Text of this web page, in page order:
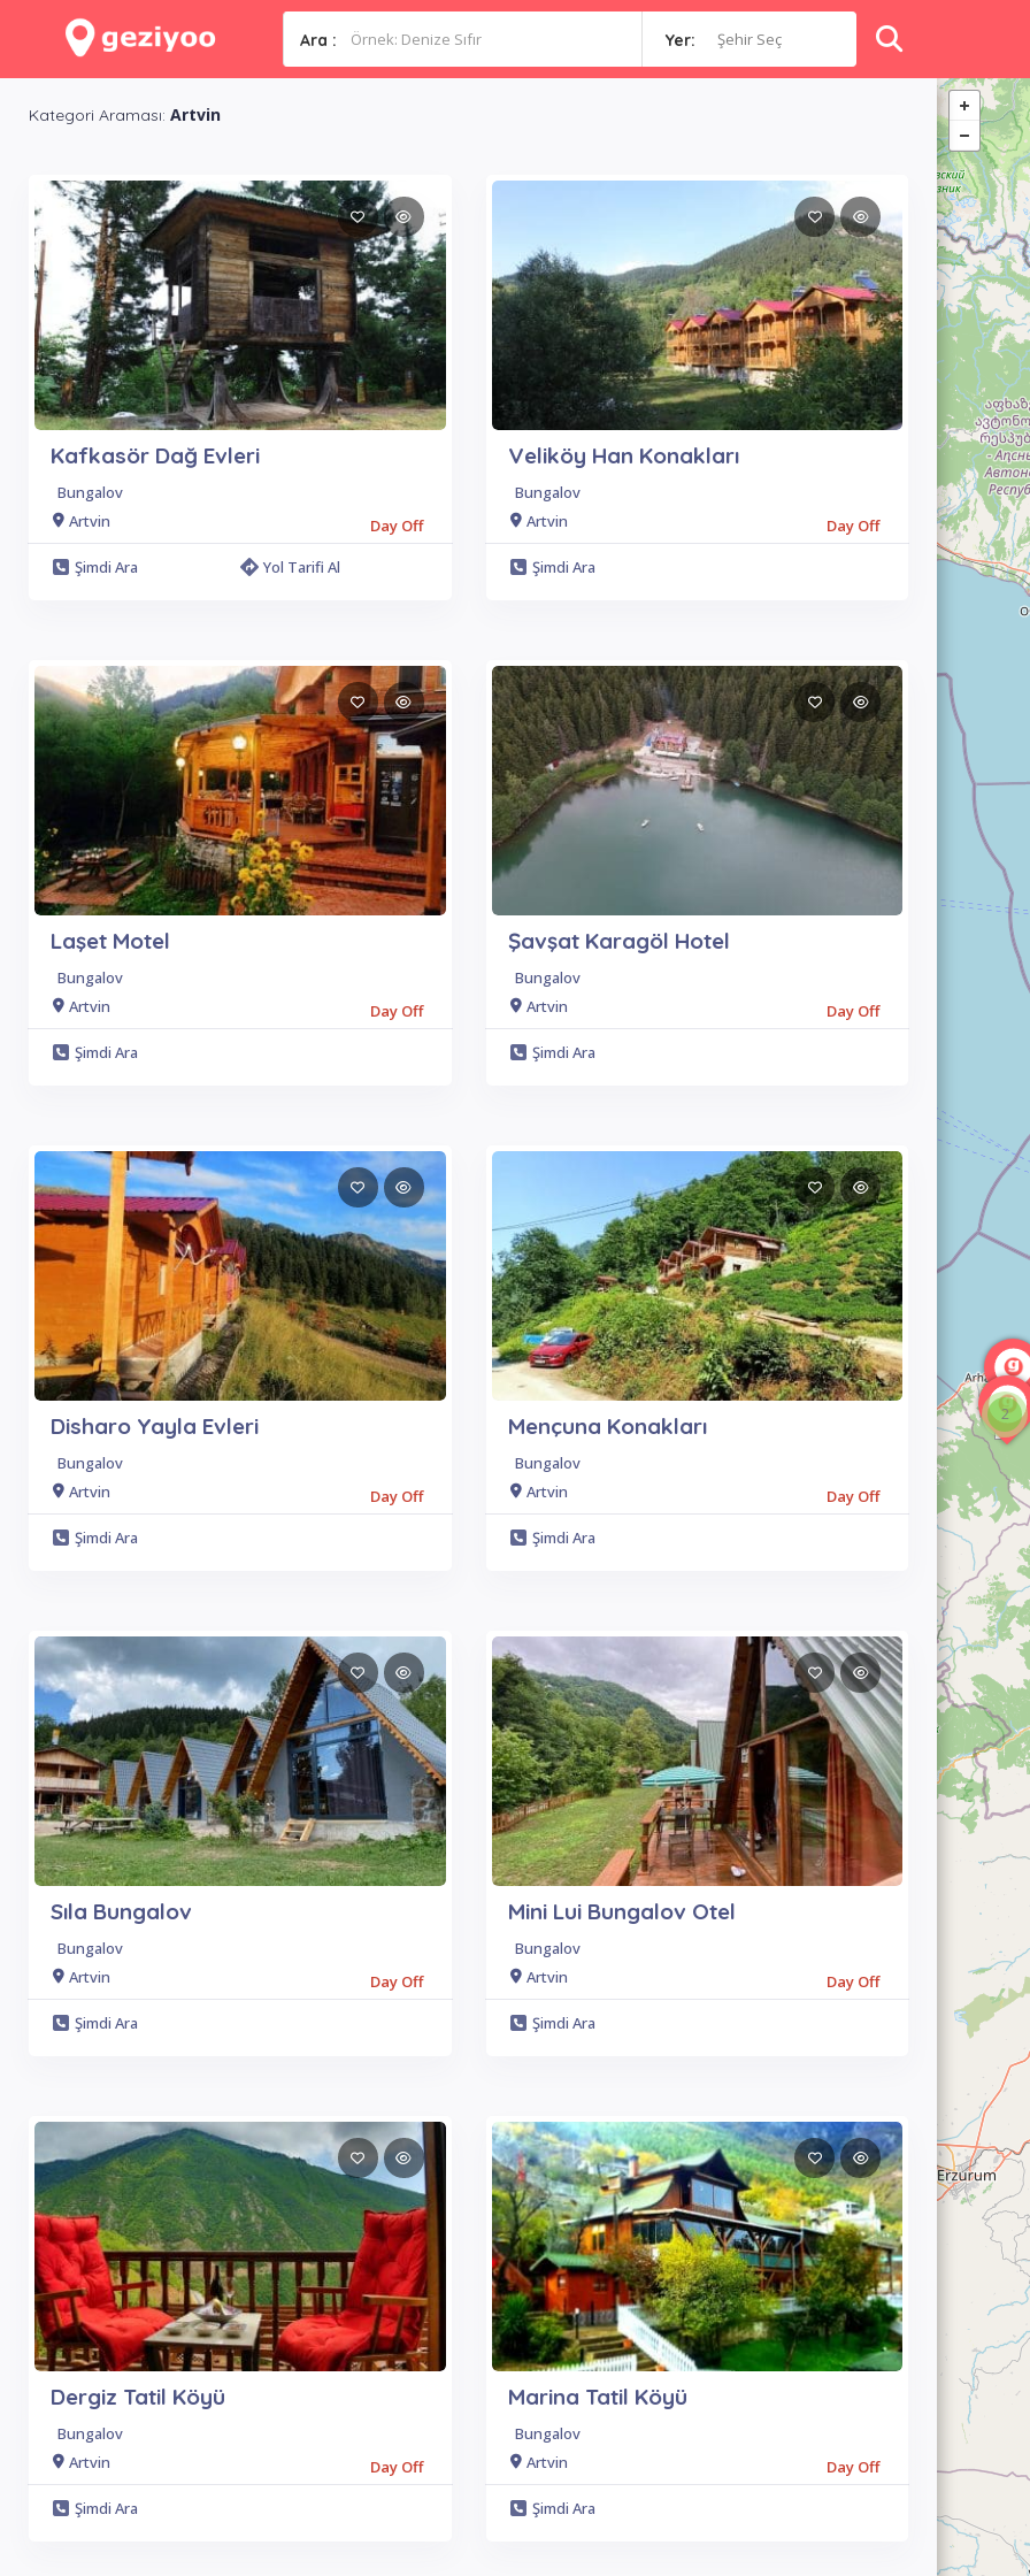
Ara : Yer: Şehir Seç
2
Kategori Araması: Artvin
Kafkasör Dağ Evleri
Bungalov
Artvin
Day Off
Şimdi Ara
Yol Tarifi Al
Veliköy Han Konakları
Bungalov
Artvin
Day Off
Şimdi Ara
Laşet Motel
Bungalov
Artvin
Day Off
Şimdi Ara
Şavşat Karagöl Hotel
Bungalov
Artvin
Day Off
Şimdi Ara
Disharo Yayla Evleri
Bungalov
Artvin
Day Off
Şimdi Ara
Mençuna Konakları
Bungalov
Artvin
Day Off
Şimdi Ara
Sıla Bungalov
Bungalov
Artvin
Day Off
Şimdi Ara
Mini Lui Bungalov Otel
Bungalov
Artvin
Day Off
Şimdi Ara
Dergiz Tatil Köyü
Bungalov
Artvin
Day Off
Şimdi Ara
Marina Tatil Köyü
Bungalov
Artvin
Day Off
Şimdi Ara